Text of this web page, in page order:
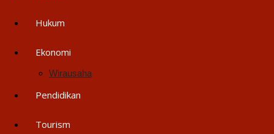
Hukum
Ekonomi
Wirausaha
Pendidikan
Tourism